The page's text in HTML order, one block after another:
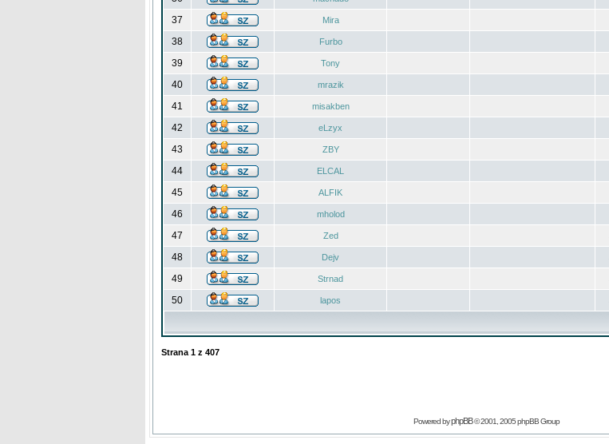
37
Mira
38
Furbo
39
Tony
40
mrazik
41
misakben
42
eLzyx
43
ZBY
44
ELCAL
45
ALFIK
46
mholod
47
Zed
48
Dejv
49
Strnad
50
lapos
Strana 1 z 407
Powered byphpBB© 2001, 2005 phpBB Group